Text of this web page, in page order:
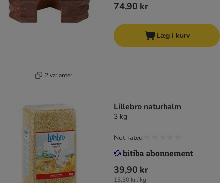
2 varianter
74,90 kr
Læg i kurv
Lillebro naturhalm
3 kg
39,90 kr
13,30 kr / kg
Not rated